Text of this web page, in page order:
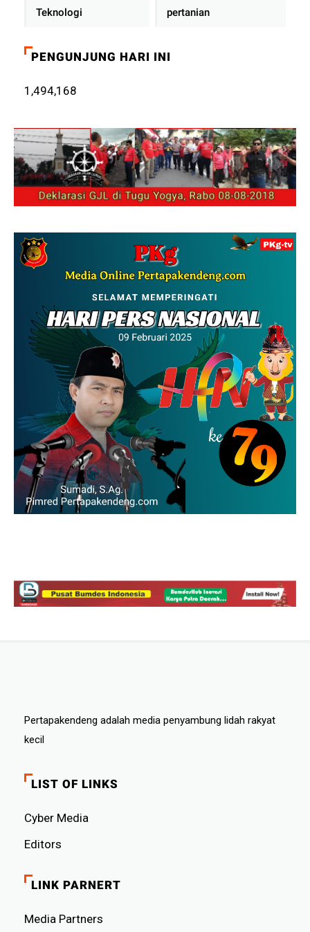
Teknologi pertanian
PENGUNJUNG HARI INI
1,494,168
Pertapakendeng adalah media penyambung lidah rakyat
kecil
LIST OF LINKS
Cyber ​​Media
Editors
LINK PARNERT
Media Partners